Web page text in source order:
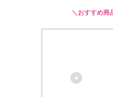
＼おすすめ商